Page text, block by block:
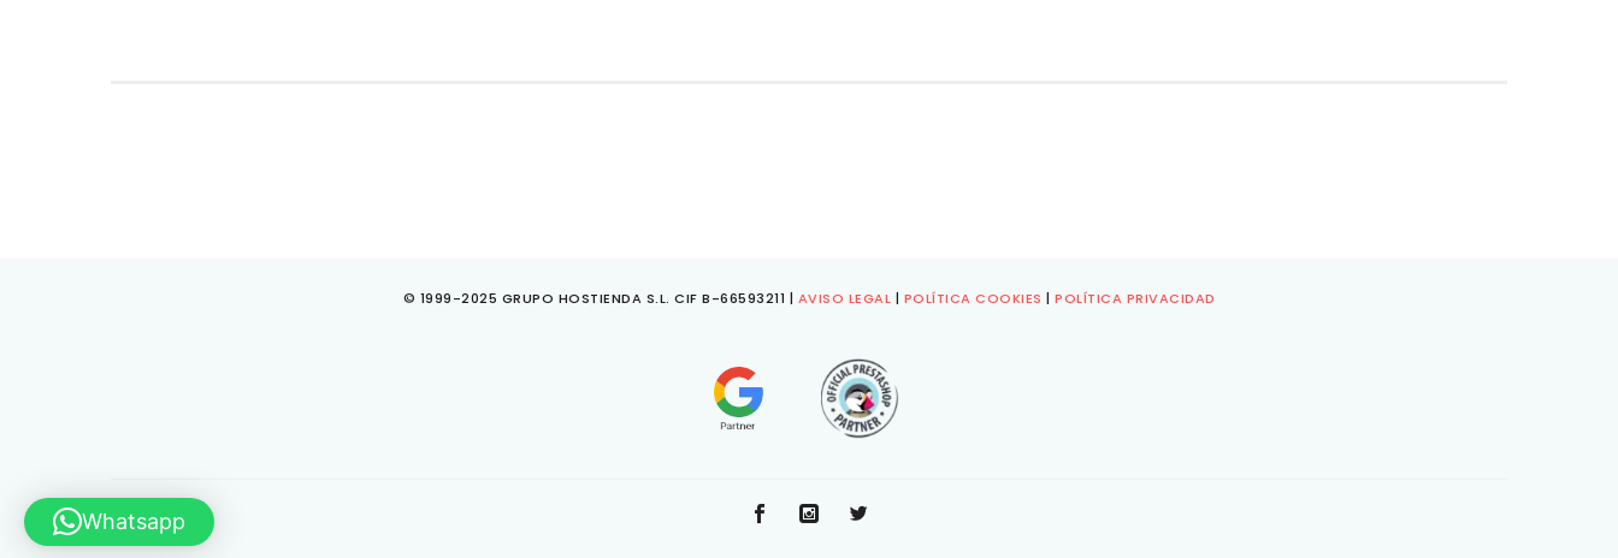
© 1999-2025 GRUPO HOSTIENDA S.L. CIF B-66593211 | AVISO LEGAL | POLÍTICA COOKIES | POLÍTICA PRIVACIDAD
Whatsapp